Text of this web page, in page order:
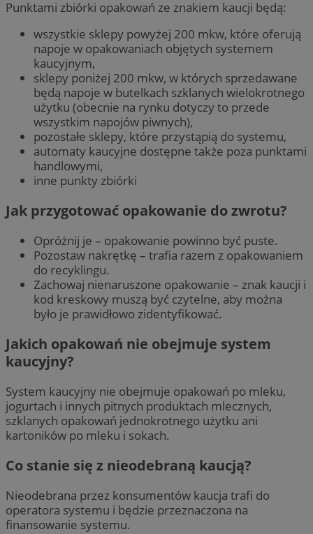
Punktami zbiórki opakowań ze znakiem kaucji będą:
wszystkie sklepy powyżej 200 mkw, które oferują
napoje w opakowaniach objętych systemem
kaucyjnym,
sklepy poniżej 200 mkw, w których sprzedawane
będą napoje w butelkach szklanych wielokrotnego
użytku (obecnie na rynku dotyczy to przede
wszystkim napojów piwnych),
pozostałe sklepy, które przystąpią do systemu,
automaty kaucyjne dostępne także poza punktami
handlowymi,
inne punkty zbiórki
Jak przygotować opakowanie do zwrotu?
Opróżnij je – opakowanie powinno być puste.
Pozostaw nakrętkę – trafia razem z opakowaniem
do recyklingu.
Zachowaj nienaruszone opakowanie – znak kaucji i
kod kreskowy muszą być czytelne, aby można
było je prawidłowo zidentyfikować.
Jakich opakowań nie obejmuje system
kaucyjny?
System kaucyjny nie obejmuje opakowań po mleku,
jogurtach i innych pitnych produktach mlecznych,
szklanych opakowań jednokrotnego użytku ani
kartoników po mleku i sokach.
Co stanie się z nieodebraną kaucją?
Nieodebrana przez konsumentów kaucja trafi do
operatora systemu i będzie przeznaczona na
finansowanie systemu.